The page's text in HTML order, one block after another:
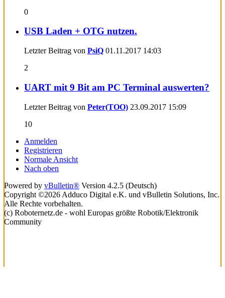
0
USB Laden + OTG nutzen.
Letzter Beitrag von PsiQ 01.11.2017 14:03
2
UART mit 9 Bit am PC Terminal auswerten?
Letzter Beitrag von Peter(TOO) 23.09.2017 15:09
10
Anmelden
Registrieren
Normale Ansicht
Nach oben
Powered by vBulletin® Version 4.2.5 (Deutsch)
Copyright ©2026 Adduco Digital e.K. und vBulletin Solutions, Inc.
Alle Rechte vorbehalten.
(c) Roboternetz.de - wohl Europas größte Robotik/Elektronik
Community